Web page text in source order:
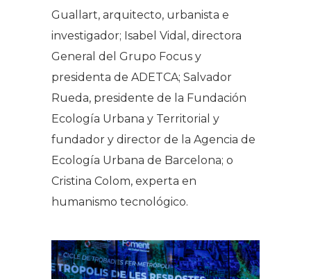
Guallart, arquitecto, urbanista e
investigador; Isabel Vidal, directora
General del Grupo Focus y
presidenta de ADETCA; Salvador
Rueda, presidente de la Fundación
Ecología Urbana y Territorial y
fundador y director de la Agencia de
Ecología Urbana de Barcelona; o
Cristina Colom, experta en
humanismo tecnológico.